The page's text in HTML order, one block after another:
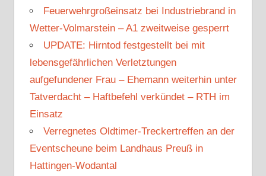
Feuerwehrgroßeinsatz bei Industriebrand in
Wetter-Volmarstein – A1 zweitweise gesperrt
UPDATE: Hirntod festgestellt bei mit
lebensgefährlichen Verletztungen
aufgefundener Frau – Ehemann weiterhin unter
Tatverdacht – Haftbefehl verkündet – RTH im
Einsatz
Verregnetes Oldtimer-Treckertreffen an der
Eventscheune beim Landhaus Preuß in
Hattingen-Wodantal